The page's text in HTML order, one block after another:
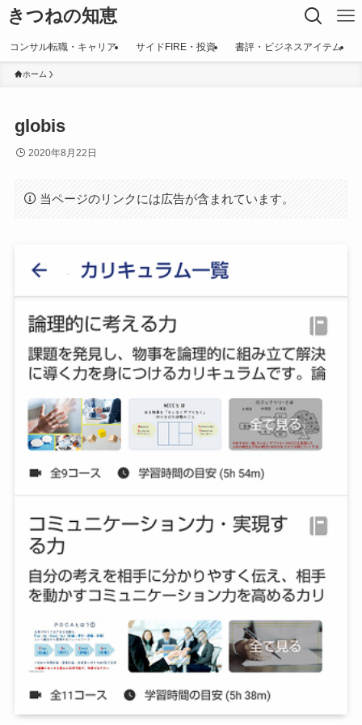
きつねの知恵
コンサル転職・キャリア サイドFIRE・投資 書評・ビジネスアイテム
ホーム
globis
2020年8月22日
当ページのリンクには広告が含まれています。